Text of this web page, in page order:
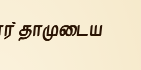
தாமுடைய